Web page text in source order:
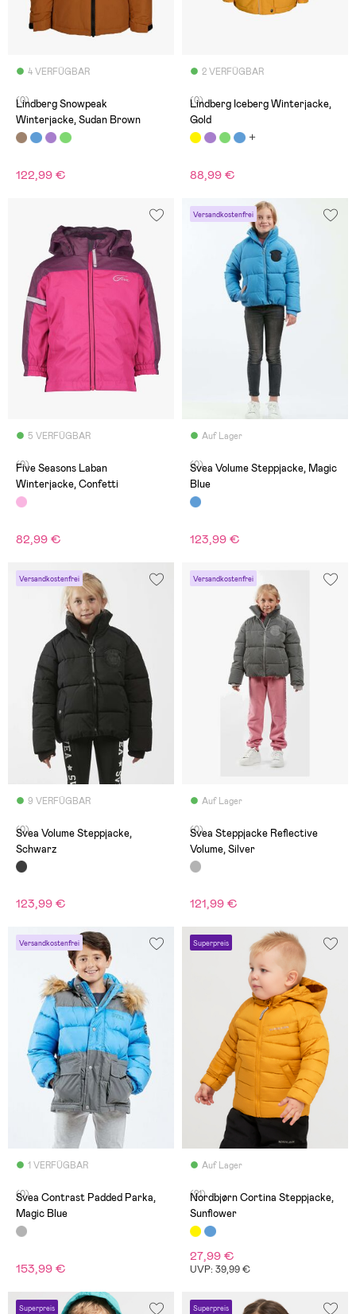
4 VERFÜGBAR
(0)
Lindberg Snowpeak
Winterjacke, Sudan Brown
122,99 €
2 VERFÜGBAR
(0)
Lindberg Iceberg Winterjacke,
Gold
88,99 €
5 VERFÜGBAR
(0)
Five Seasons Laban
Winterjacke, Confetti
82,99 €
Versandkostenfrei
Auf Lager
(0)
Svea Volume Steppjacke, Magic
Blue
123,99 €
Versandkostenfrei
9 VERFÜGBAR
(0)
Svea Volume Steppjacke,
Schwarz
123,99 €
Versandkostenfrei
Auf Lager
(0)
Svea Steppjacke Reflective
Volume, Silver
121,99 €
Versandkostenfrei
1 VERFÜGBAR
(0)
Svea Contrast Padded Parka,
Magic Blue
153,99 €
Superpreis
Auf Lager
(21)
Nordbjørn Cortina Steppjacke,
Sunflower
27,99 €
UVP: 39,99 €
Superpreis Superpreis